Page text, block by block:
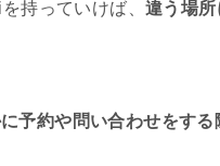
持っていけば、 違う場
予約や問い合わせをす